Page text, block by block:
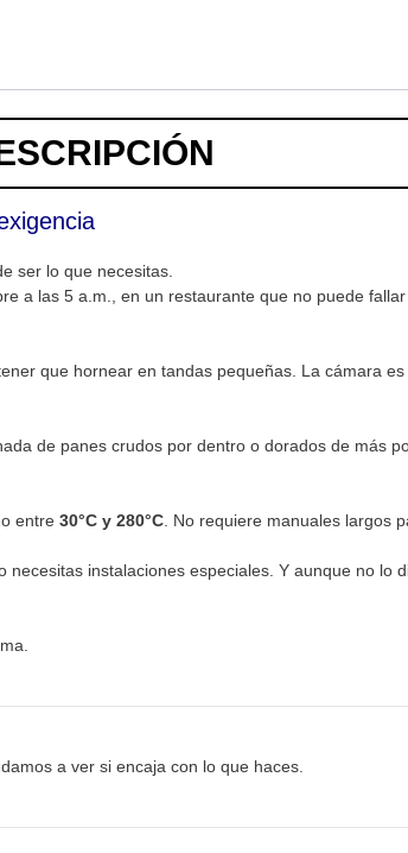
ser lo que necesitas.
a las 5 a.m., en un restaurante que no puede
que hornear en tandas pequeñas. La cámara es
de panes crudos por dentro o dorados de más
entre 30°C y 280°C . No requiere manuales largos
necesitas instalaciones especiales. Y aunque no lo
a ver si encaja con lo que haces.